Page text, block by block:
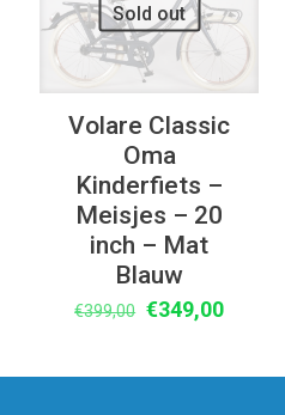
Sold out
Volare Classic
Oma
Kinderfiets –
Meisjes – 20
inch – Mat
Blauw
€399,00 Oorspronkelijke
€349,00Huidige